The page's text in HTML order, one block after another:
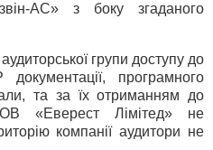
АС» з боку згаданого
групи доступу до
програмного
та за їх отриманням до
«Еверест Лімітед» не
компанії аудитори не